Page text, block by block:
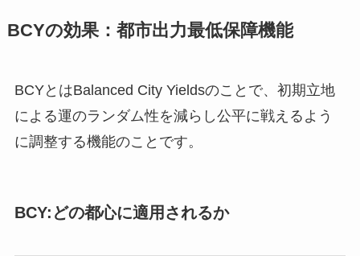
BCYの効果：都市出力最低保障機能
BCYとはBalanced City Yieldsのことで、初期立地
による運のランダム性を減らし公平に戦えるよう
に調整する機能のことです。
BCY:どの都心に適用されるか